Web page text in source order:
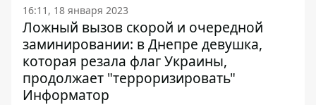
16:11, 18 января 2023
Ложный вызов скорой и очередной
заминировании: в Днепре девушка,
которая резала флаг Украины,
продолжает "терроризировать"
Информатор